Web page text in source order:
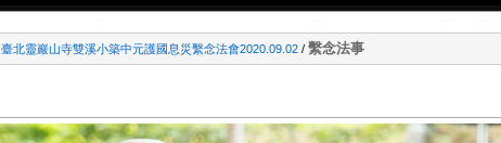
臺北靈巖山寺雙溪小築中元護國息災繫念法會2020.09.02 / 繫念法事